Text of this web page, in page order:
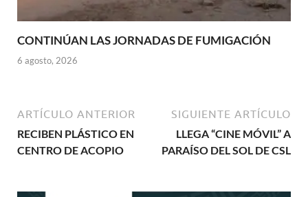
CONTINÚAN LAS JORNADAS DE FUMIGACIÓN
6 agosto, 2026
ARTÍCULO ANTERIOR
RECIBEN PLÁSTICO EN
CENTRO DE ACOPIO
SIGUIENTE ARTÍCULO
LLEGA “CINE MÓVIL” A
PARAÍSO DEL SOL DE CSL